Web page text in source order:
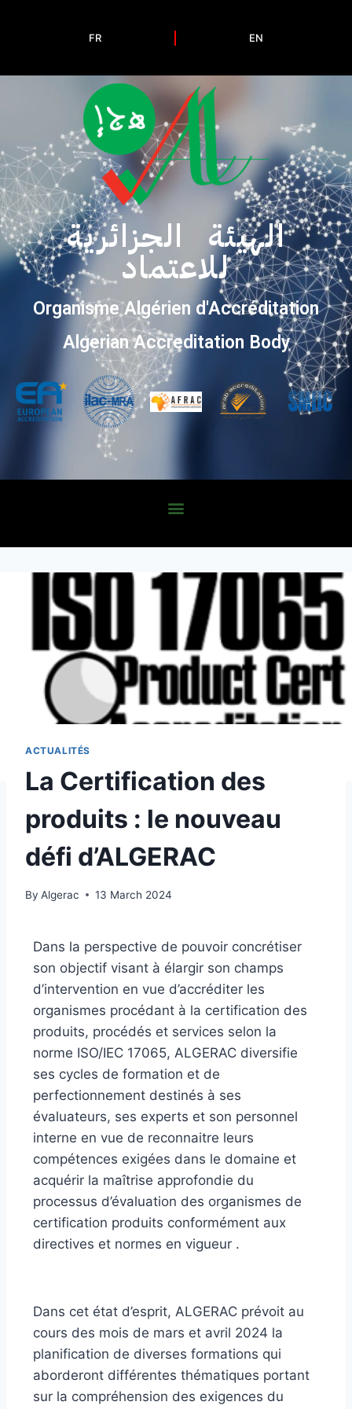
FR EN
الهيئة الجزائرية
للاعتماد
Organisme Algérien d'Accréditation
Algerian Accreditation Body
ACTUALITÉS
La Certification des
produits : le nouveau
défi d’ALGERAC
By Algerac 13 March 2024
Dans la perspective de pouvoir concrétiser
son objectif visant à élargir son champs
d’intervention en vue d’accréditer les
organismes procédant à la certification des
produits, procédés et services selon la
norme ISO/IEC 17065, ALGERAC diversifie
ses cycles de formation et de
perfectionnement destinés à ses
évaluateurs, ses experts et son personnel
interne en vue de reconnaitre leurs
compétences exigées dans le domaine et
acquérir la maîtrise approfondie du
processus d’évaluation des organismes de
certification produits conformément aux
directives et normes en vigueur .
Dans cet état d’esprit, ALGERAC prévoit au
cours des mois de mars et avril 2024 la
planification de diverses formations qui
aborderont différentes thématiques portant
sur la compréhension des exigences du